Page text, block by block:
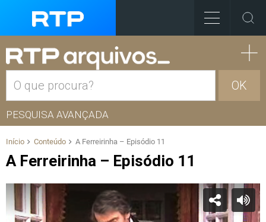
OK
PESQUISA AVANÇADA
Início Conteúdo A Ferreirinha – Episódio 11
A Ferreirinha – Episódio 11